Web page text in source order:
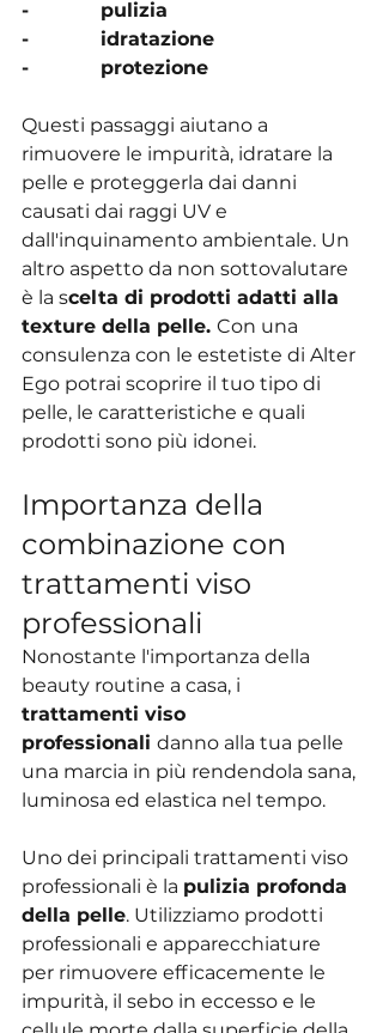
-            pulizia
-            idratazione
-            protezione
Questi passaggi aiutano a
rimuovere le impurità, idratare la
pelle e proteggerla dai danni
causati dai raggi UV e
dall'inquinamento ambientale. Un
altro aspetto da non sottovalutare
è la scelta di prodotti adatti alla
texture della pelle. Con una
consulenza con le estetiste di Alter
Ego potrai scoprire il tuo tipo di
pelle, le caratteristiche e quali
prodotti sono più idonei.
Importanza della
combinazione con
trattamenti viso
professionali
Nonostante l'importanza della
beauty routine a casa, i
trattamenti viso
professionali danno alla tua pelle
una marcia in più rendendola sana,
luminosa ed elastica nel tempo.
Uno dei principali trattamenti viso
professionali è la pulizia profonda
della pelle. Utilizziamo prodotti
professionali e apparecchiature
per rimuovere efficacemente le
impurità, il sebo in eccesso e le